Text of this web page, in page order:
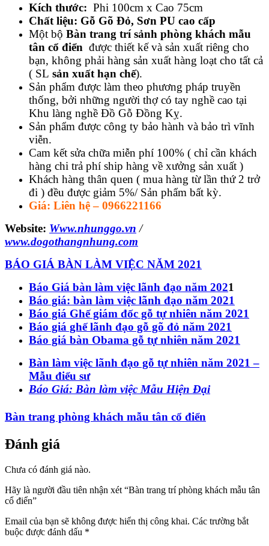
Kích thước: Phi 100cm x Cao 75cm
Chất liệu: Gỗ Gõ Đỏ, Sơn PU cao cấp
Một bộ Bàn trang trí sảnh phòng khách mẫu
tân cổ điển được thiết kế và sản xuất riêng cho
bạn, không phải hàng sản xuất hàng loạt cho tất cả
( SL sản xuất hạn chế).
Sản phẩm được làm theo phương pháp truyền
thống, bởi những người thợ có tay nghề cao tại
Khu làng nghề Đồ Gỗ Đồng Kỵ.
Sản phẩm được công ty bảo hành và bảo trì vĩnh
viễn.
Cam kết sửa chữa miễn phí 100% ( chỉ cần khách
hàng chi trả phí ship hàng về xưởng sản xuất )
Khách hàng thân quen ( mua hàng từ lần thứ 2 trở
đi ) đều được giảm 5%/ Sản phẩm bất kỳ.
Giá: Liên hệ – 0966221166
Website: Www.nhunggo.vn /
www.dogothangnhung.com
BÁO GIÁ BÀN LÀM VIỆC NĂM 2021
Báo Giá bàn làm việc lãnh đạo năm 2021
Báo giá: bàn làm việc lãnh đạo năm 2021
Báo giá Ghế giám đốc gỗ tự nhiên năm 2021
Báo giá ghế lãnh đạo gỗ gõ đỏ năm 2021
Báo giá bàn Obama gỗ tự nhiên năm 2021
Bàn làm việc lãnh đạo gỗ tự nhiên năm 2021 –
Mẫu điểu sư
Báo Giá: Bàn làm việc Mẫu Hiện Đại
Bàn trang phòng khách mẫu tân cổ điển
Đánh giá
Chưa có đánh giá nào.
Hãy là người đầu tiên nhận xét “Bàn trang trí phòng khách mẫu tân
cổ điển”
Email của bạn sẽ không được hiển thị công khai. Các trường bắt
buộc được đánh dấu *